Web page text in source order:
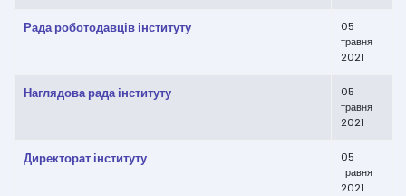
Рада роботодавців інституту
05
травня
2021
Наглядова рада інституту
05
травня
2021
Директорат інституту
05
травня
2021